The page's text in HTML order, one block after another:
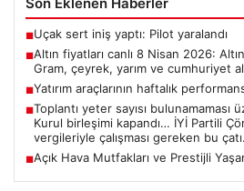
■Uçak sert iniş yaptı: Pilot yaralandı
■Altın fiyatları canlı 8 Nisan 2026:
Gram, çeyrek, yarım ve cumhuriyet
■Yatırım araçlarının haftalık
■Toplantı yeter sayısı bulunamaması
Kurul birleşimi kapandı… İYİ Partili
vergileriyle çalışması gereken bu
■Açık Hava Mutfakları ve Prestijli